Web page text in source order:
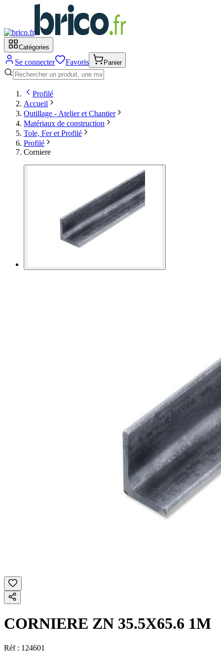
Catégories
Se connecter Favoris Panier
Profilé
Accueil
Outillage - Atelier et Chantier
Matériaux de construction
Tole, Fer et Profilé
Profilé
Corniere
CORNIERE ZN 35.5X65.6 1M
Réf : 124601